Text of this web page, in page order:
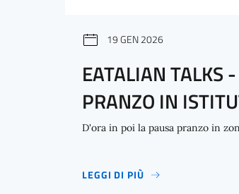
19 GEN 2026
EATALIAN TALKS
PRANZO IN
D'ora in poi la pausa pranzo in
LEGGI DI PIÙ